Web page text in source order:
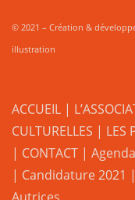
© 2021 – Création &
illustration
ACCUEIL |
CULTURELLES | LES
| CONTACT | Agenda
| Candidature 2021 |